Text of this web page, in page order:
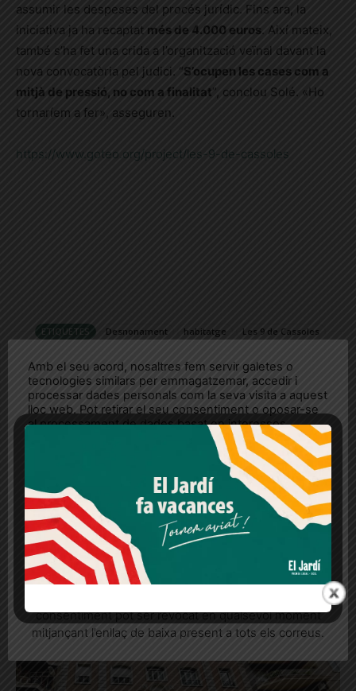
assumir les despeses del procés jurídic. Fins ara, la
iniciativa ja ha recaptat més de 4.000 euros. Així mateix,
també s’ha fet una crida a l’organització veïnal davant la
nova convocatòria pel judici. “S’ocupen les cases com a
mitjà de pressió, no com a finalitat”, conclou Solé. «Ho
tornaríem a fer», asseguren.
https://www.goteo.org/project/les-9-de-cassoles
ETIQUETES Desnonament habitatge
Les 9 de Cassoles
[adrotate banner="28"]
Notícies
relacionades
Amb el seu acord, nosaltres fem servir galetes o
tecnologies similars per emmagatzemar, accedir i
processar dades personals com la seva visita a aquest
lloc web. Pot retirar el seu consentiment o oposar-se
al processament de dades basat en interessos
legítims en qualsevol moment fent clic a "Ajustos de
cookies" o a la nostra Política de privacitat en aquest
lloc web. Si cliques "acceptar" dones el teu
Més informació Acceptar Rebutjar tot
Quan l’usuari crea un compte al Diari el Jardí, dona el
seu consentiment explícit per rebre comunicacions
consentiment pot ser revocat en qualsevol moment
mitjançant l’enllaç de baixa present a tots els correus.